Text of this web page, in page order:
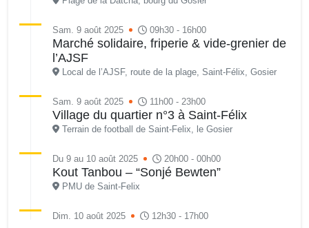
Sam. 9 août 2025 09h30 - 16h00
Marché solidaire, friperie & vide-grenier de
l’AJSF
Local de l’AJSF, route de la plage, Saint-Félix, Gosier
Sam. 9 août 2025 11h00 - 23h00
Village du quartier n°3 à Saint-Félix
Terrain de football de Saint-Felix, le Gosier
Du 9 au 10 août 2025 20h00 - 00h00
Kout Tanbou – “Sonjé Bewten”
PMU de Saint-Felix
Dim. 10 août 2025 12h30 - 17h00